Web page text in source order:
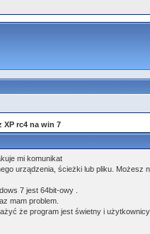
XP rc4 na win 7
mi komunikat
urządzenia, ścieżki lub pliku. Możesz
7 jest 64bit-owy .
mam problem.
że program jest świetny i